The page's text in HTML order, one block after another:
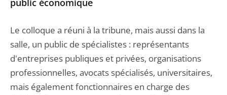
public économique
Le colloque a réuni à la tribune, mais aussi dans la
salle, un public de spécialistes : représentants
d'entreprises publiques et privées, organisations
professionnelles, avocats spécialisés, universitaires,
mais également fonctionnaires en charge des